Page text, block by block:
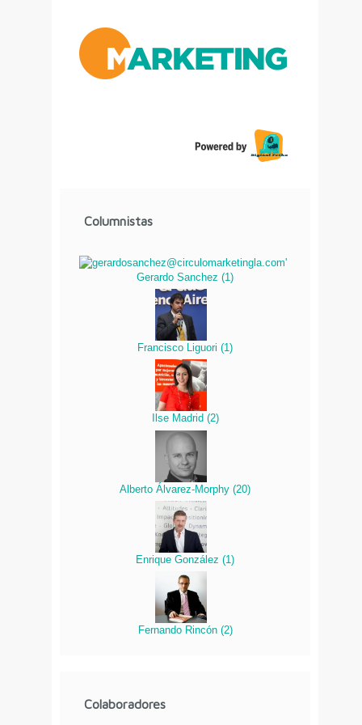
Columnistas
Gerardo Sanchez (1 )
Francisco Liguori (1)
Ilse Madrid (2)
Alberto Álvarez-Morphy (20)
Enrique González (1)
Fernando Rincón (2)
Colaboradores